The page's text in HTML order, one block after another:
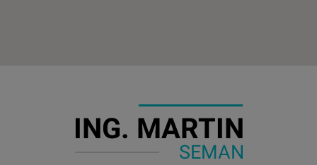
ING. MARTIN
SEMAN